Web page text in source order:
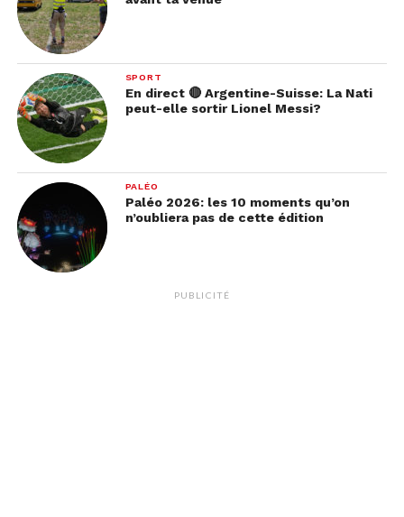
on tombe dans le vide.
SPORT
En direct 🔴 Argentine-Suisse: La Nati
peut-elle sortir Lionel Messi?
PALÉO
Paléo 2026: les 10 moments qu’on
n’oubliera pas de cette édition
PUBLICITÉ